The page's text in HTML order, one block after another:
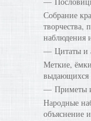
Собрание
творчества,
наблюдения
Цитаты и
Меткие,
выдающихся
Приметы
Народные
объяснение